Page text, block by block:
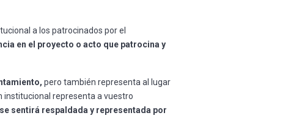
a los patrocinados por el
en el proyecto o acto que patrocina y
pero también representa al lugar
institucional representa a vuestro
sentirá respaldada y representada por